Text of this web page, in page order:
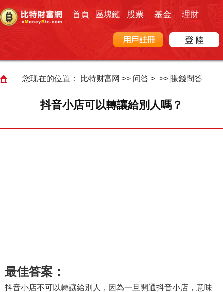
首頁 區塊鏈 股票 基金 理財
您现在的位置： 比特财富网 >> 问答> >> 賺錢問答
抖音小店可以轉讓給別人嗎？
最佳答案：
抖音小店不可以轉讓給別人，因為一旦開通抖音小店，意味